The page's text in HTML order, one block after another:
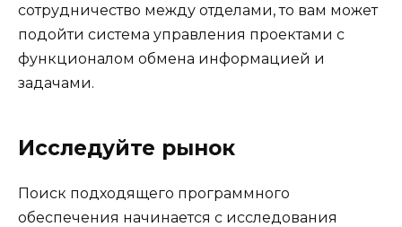
сотрудничество между отделами, то вам может
подойти система управления проектами с
функционалом обмена информацией и
задачами.
Исследуйте рынок
Поиск подходящего программного
обеспечения начинается с исследования